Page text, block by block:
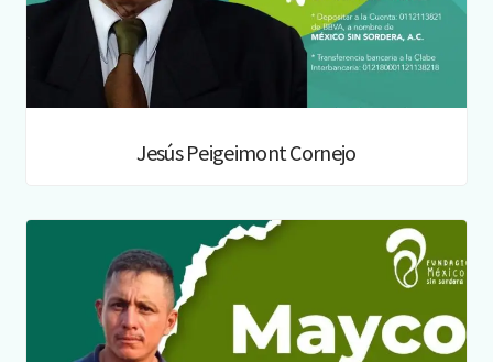
Jesús Peigeimont Cornejo